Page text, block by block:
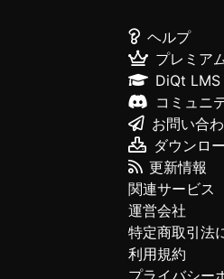
ヘルプ
プレミア
DiQt LMS
コミュニ
お問い合
ダウンロ
更新情報
関連サービス
運営会社
特定商取引法
利用規約
プライバシー